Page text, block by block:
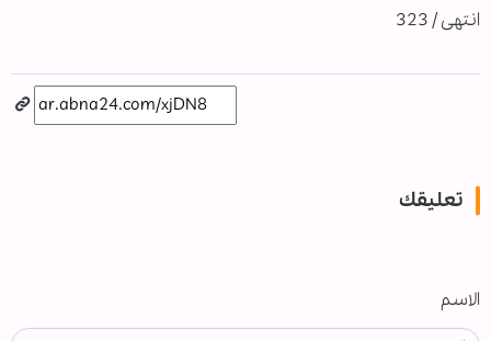
انتهى / 323
تعليقك
الاسم